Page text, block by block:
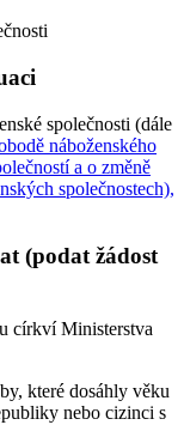
společnosti (dále
náboženského
a o změně
společnostech),
(podat žádost
církví Ministerstva
které dosáhly věku
nebo cizinci s